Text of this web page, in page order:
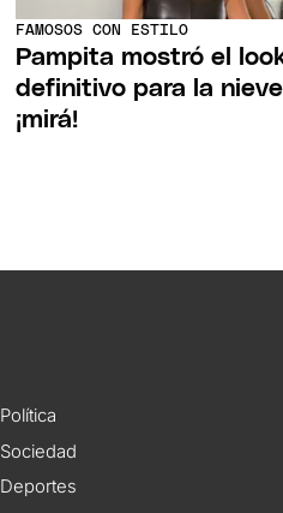
FAMOSOS CON ESTILO
Pampita mostró el
definitivo para la
¡mirá!
Política
Sociedad
Deportes